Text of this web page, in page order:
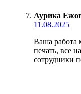
Аурика
11.08.2025
Ваша работа
печать, все
сотрудники